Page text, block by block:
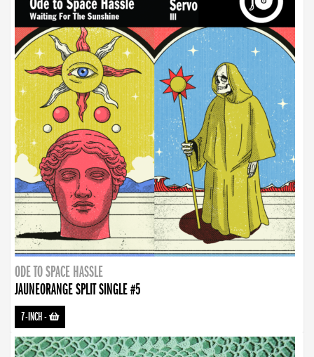
ODE TO SPACE HASSLE
JAUNEORANGE SPLIT SINGLE #5
7-INCH-